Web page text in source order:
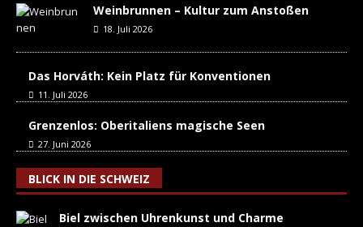
Weinbrunnen – Kultur zum Anstoßen
18. Juli 2026
Das Horváth: Kein Platz für Konventionen
11. Juli 2026
Grenzenlos: Oberitaliens magische Seen
27. Juni 2026
BLICK IN DIE SCHWEIZ
Biel zwischen Uhrenkunst und Charme